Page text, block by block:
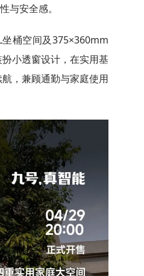
与安全感。
桶空间及375×360mm
小透窗设计，在实用基
，兼顾通勤与家庭使用